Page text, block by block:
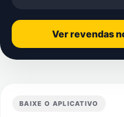
Ver revendas
BAIXE O APLICATIVO